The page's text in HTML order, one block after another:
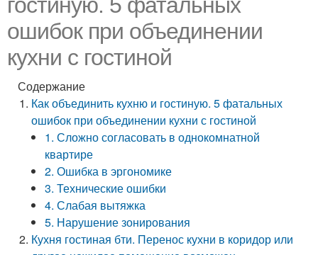
ошибок при объединении
кухни с гостиной
Содержание
Как объединить кухню и гостиную. 5 фатальных
ошибок при объединении кухни с гостиной
1. Сложно согласовать в однокомнатной
квартире
2. Ошибка в эргономике
3. Технические ошибки
4. Слабая вытяжка
5. Нарушение зонирования
Кухня гостиная бти. Перенос кухни в коридор или